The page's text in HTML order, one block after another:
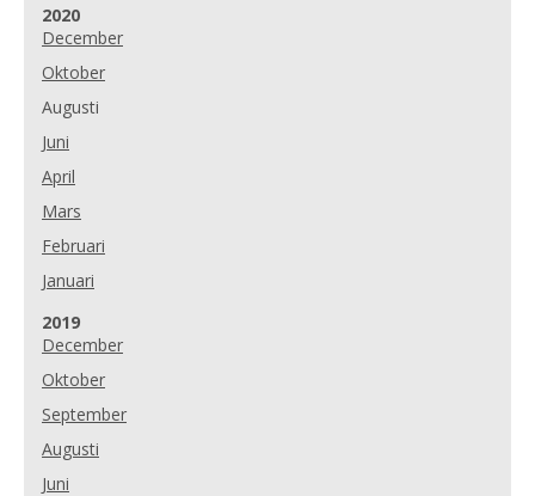
År:
2020
December
Oktober
Augusti
Juni
April
Mars
Februari
Januari
År:
2019
December
Oktober
September
Augusti
Juni